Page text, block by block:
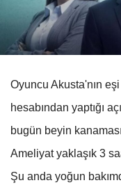
Oyuncu Akusta'nın
hesabından yaptığı
bugün beyin
Ameliyat yaklaşık 3
Şu anda yoğun